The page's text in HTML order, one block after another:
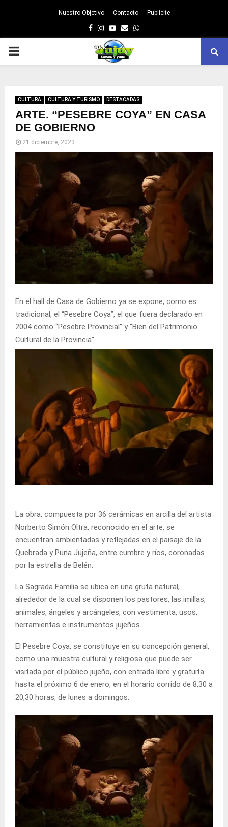
Nuestro Objetivo Contacto Publicite
Facebook
Instagram
Youtube
EmailWhatsapp
PRIMARY
CULTURA CULTURA Y TURISMO DESTACADAS
ARTE. “PESEBRE COYA” EN CASA
DE GOBIERNO
21 diciembre, 2023
En el hall de Casa de Gobierno ya se expone, como es
tradicional, el “Pesebre Coya”, el que fuera declarado en
2004 como “Pesebre Provincial” y “Bien del Patrimonio
Cultural de la Provincia”.
La obra, compuesta por 36 cerámicas en arcilla del artista
Norberto Simón Oltra, reconocido en el arte, se
encuentran ambientadas y reflejadas en el paisaje de la
Quebrada y Puna Jujeña, entre cumbre y ríos, coronadas
por la estrella de Belén.
La Sagrada Familia se ubica en una gruta natural,
alrededor de la cual se disponen los pastores, las imillas,
animales, ángeles y arcángeles, con vestimenta, usos,
herramientas e instrumentos jujeños.
El Pesebre Coya, se constituye en su concepción general,
como una muestra cultural y religiosa que puede ser
visitada por el público jujeño, con entrada libre y gratuita
hasta el próximo 6 de enero, en el horario corrido de 8,30 a
20,30 horas, de lunes a domingos.